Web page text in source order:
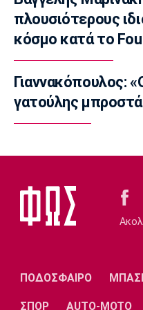
Conference League
Παναθηναϊκός: Η
ΤΣΣΚΑ 1948
EuroLeague
Επέστρεψε στη
Αρτέτα για Τζόλη:
πράγματα»
13:20
13:10
Ποδόσφαιρο - Διεθνή
πλουσιότερους
κόσμο κατά το
Γιαννακόπουλος:
γατούλης μπροστά
ΠΟΔΟΣΦΑΙΡΟ
ΣΠΟΡ AUTO-MOTO